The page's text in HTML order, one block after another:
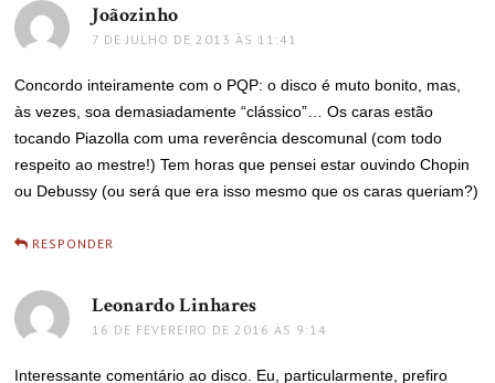
Joãozinho
7 DE JULHO DE 2013 ÀS 11:41
Concordo inteiramente com o PQP: o disco é muto bonito, mas,
às vezes, soa demasiadamente “clássico”… Os caras estão
tocando Piazolla com uma reverência descomunal (com todo
respeito ao mestre!) Tem horas que pensei estar ouvindo Chopin
ou Debussy (ou será que era isso mesmo que os caras queriam?)
RESPONDER
Leonardo Linhares
16 DE FEVEREIRO DE 2016 ÀS 9:14
Interessante comentário ao disco. Eu, particularmente, prefiro